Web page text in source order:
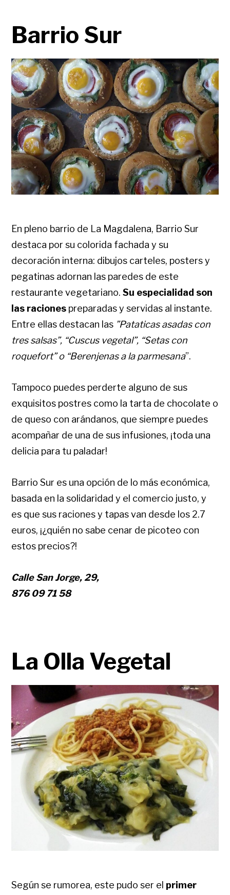
Barrio Sur
En pleno barrio de La Magdalena, Barrio Sur
destaca por su colorida fachada y su
decoración interna: dibujos carteles, posters y
pegatinas adornan las paredes de este
restaurante vegetariano.Su especialidad son
las raciones preparadas y servidas al instante.
Entre ellas destacan las ”Pataticas asadas con
tres salsas”, “Cuscus vegetal”, “Setas con
roquefort” o “Berenjenas a la parmesana”.
Tampoco puedes perderte alguno de sus
exquisitos postres como la tarta de chocolate o
de queso con arándanos, que siempre puedes
acompañar de una de sus infusiones, ¡toda una
delicia para tu paladar!
Barrio Sur es una opción de lo más económica,
basada en la solidaridad y el comercio justo, y
es que sus raciones y tapas van desde los 2.7
euros, ¡¿quién no sabe cenar de picoteo con
estos precios?!
Calle San Jorge, 29,
876 09 71 58
La Olla Vegetal
Según se rumorea, este pudo ser el primer